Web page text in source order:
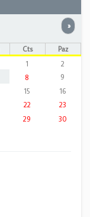
»
Cts
Paz
1
2
8
9
15
16
22
23
29
30